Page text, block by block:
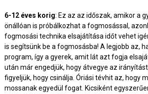
6-12 éves korig: Ez az az időszak, amikor a
önállóan is próbálkozhat a fogmosással,
fogmosási technika elsajátítása időt vehet
is segítsünk be a fogmosásba! A legjobb az,
program, így a gyerek, amit lát azt fogja
után már engedjük, hogy átvegye az
figyeljük, hogy csinálja. Óriási tévhit az, hogy
mossanak egyedül fogat. Kicsiként